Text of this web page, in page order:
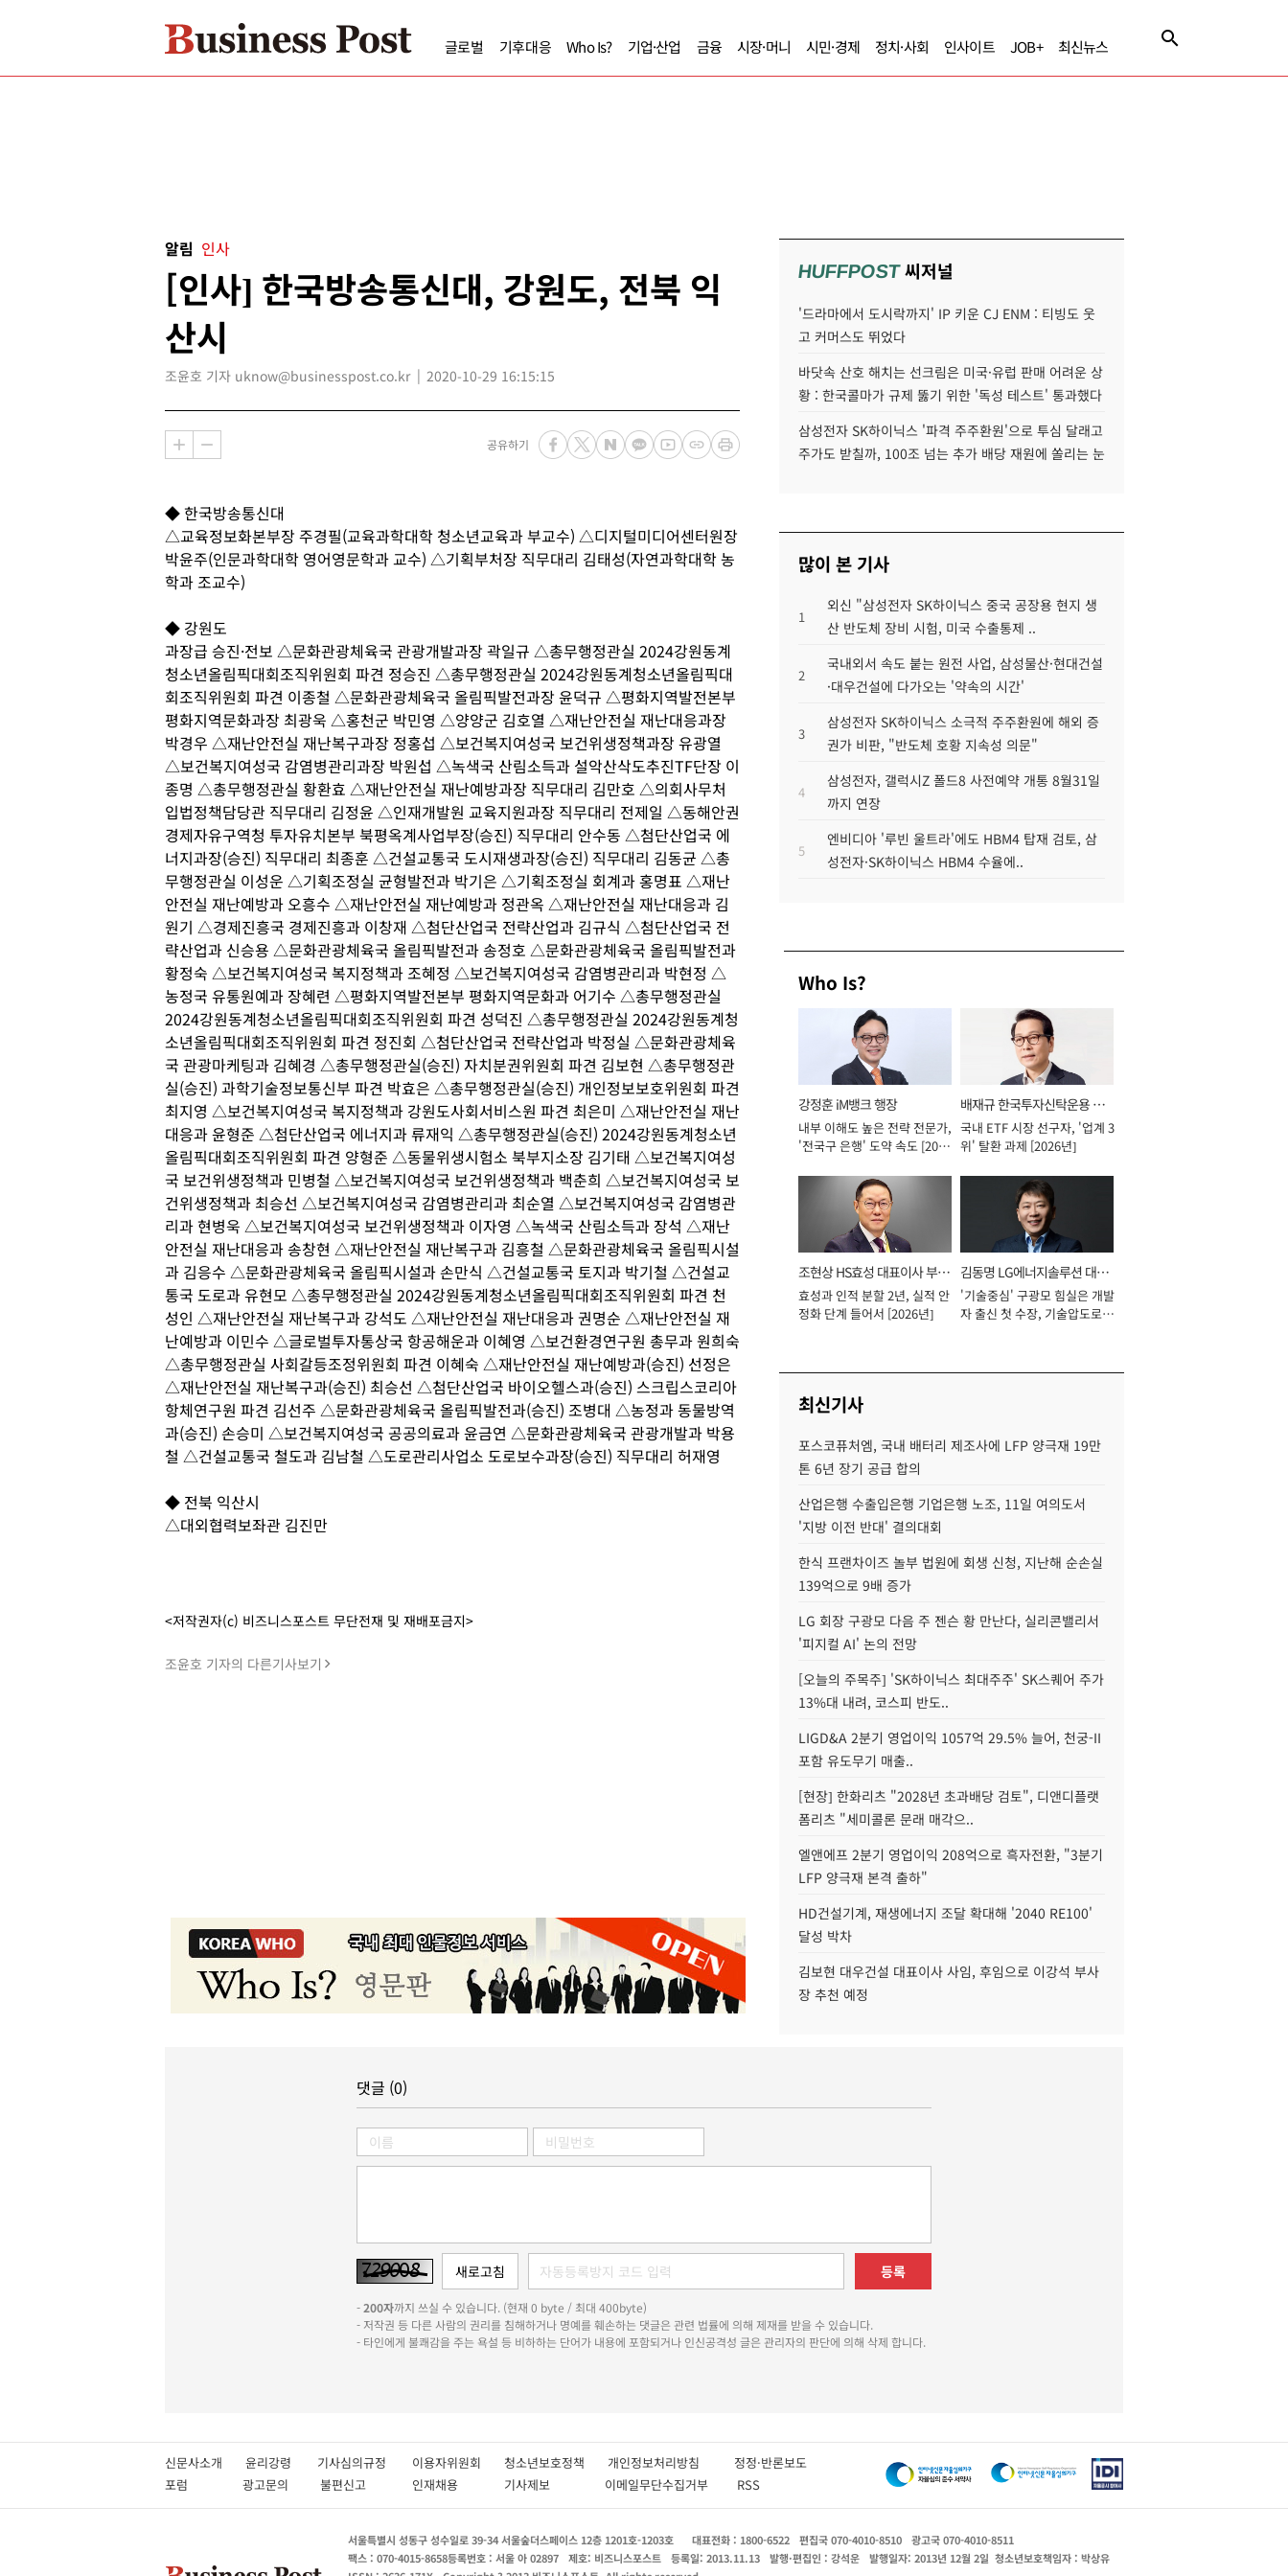
글로벌 기후대응 Who Is? 기업·산업 금융 시장·머니 시민·경제 정치·사회 인사이트 JOB+ 최신뉴스
알림 인사
[인사] 한국방송통신대, 강원도, 전북 익
산시
조윤호 기자 uknow@businesspost.co.kr 2020-10-29 16:15:15
공유하기
◆ 한국방송통신대
△교육정보화본부장 주경필(교육과학대학 청소년교육과 부교수) △디지털미디어센터원장
박윤주(인문과학대학 영어영문학과 교수) △기획부처장 직무대리 김태성(자연과학대학 농
학과 조교수)
◆ 강원도
과장급 승진·전보 △문화관광체육국 관광개발과장 곽일규 △총무행정관실 2024강원동계
청소년올림픽대회조직위원회 파견 정승진 △총무행정관실 2024강원동계청소년올림픽대
회조직위원회 파견 이종철 △문화관광체육국 올림픽발전과장 윤덕규 △평화지역발전본부
평화지역문화과장 최광욱 △홍천군 박민영 △양양군 김호열 △재난안전실 재난대응과장
박경우 △재난안전실 재난복구과장 정홍섭 △보건복지여성국 보건위생정책과장 유광열
△보건복지여성국 감염병관리과장 박원섭 △녹색국 산림소득과 설악산삭도추진TF단장 이
종명 △총무행정관실 황환효 △재난안전실 재난예방과장 직무대리 김만호 △의회사무처
입법정책담당관 직무대리 김정윤 △인재개발원 교육지원과장 직무대리 전제일 △동해안권
경제자유구역청 투자유치본부 북평옥계사업부장(승진) 직무대리 안수동 △첨단산업국 에
너지과장(승진) 직무대리 최종훈 △건설교통국 도시재생과장(승진) 직무대리 김동균 △총
무행정관실 이성운 △기획조정실 균형발전과 박기은 △기획조정실 회계과 홍명표 △재난
안전실 재난예방과 오흥수 △재난안전실 재난예방과 정관옥 △재난안전실 재난대응과 김
원기 △경제진흥국 경제진흥과 이창재 △첨단산업국 전략산업과 김규식 △첨단산업국 전
략산업과 신승용 △문화관광체육국 올림픽발전과 송정호 △문화관광체육국 올림픽발전과
황정숙 △보건복지여성국 복지정책과 조혜정 △보건복지여성국 감염병관리과 박현정 △
농정국 유통원예과 장혜련 △평화지역발전본부 평화지역문화과 어기수 △총무행정관실
2024강원동계청소년올림픽대회조직위원회 파견 성덕진 △총무행정관실 2024강원동계청
소년올림픽대회조직위원회 파견 정진회 △첨단산업국 전략산업과 박정실 △문화관광체육
국 관광마케팅과 김혜경 △총무행정관실(승진) 자치분권위원회 파견 김보현 △총무행정관
실(승진) 과학기술정보통신부 파견 박효은 △총무행정관실(승진) 개인정보보호위원회 파견
최지영 △보건복지여성국 복지정책과 강원도사회서비스원 파견 최은미 △재난안전실 재난
대응과 윤형준 △첨단산업국 에너지과 류재익 △총무행정관실(승진) 2024강원동계청소년
올림픽대회조직위원회 파견 양형준 △동물위생시험소 북부지소장 김기태 △보건복지여성
국 보건위생정책과 민병철 △보건복지여성국 보건위생정책과 백춘희 △보건복지여성국 보
건위생정책과 최승선 △보건복지여성국 감염병관리과 최순열 △보건복지여성국 감염병관
리과 현병욱 △보건복지여성국 보건위생정책과 이자영 △녹색국 산림소득과 장석 △재난
안전실 재난대응과 송창현 △재난안전실 재난복구과 김흥철 △문화관광체육국 올림픽시설
과 김응수 △문화관광체육국 올림픽시설과 손만식 △건설교통국 토지과 박기철 △건설교
통국 도로과 유현모 △총무행정관실 2024강원동계청소년올림픽대회조직위원회 파견 천
성인 △재난안전실 재난복구과 강석도 △재난안전실 재난대응과 권명순 △재난안전실 재
난예방과 이민수 △글로벌투자통상국 항공해운과 이혜영 △보건환경연구원 총무과 원희숙
△총무행정관실 사회갈등조정위원회 파견 이혜숙 △재난안전실 재난예방과(승진) 선정은
△재난안전실 재난복구과(승진) 최승선 △첨단산업국 바이오헬스과(승진) 스크립스코리아
항체연구원 파견 김선주 △문화관광체육국 올림픽발전과(승진) 조병대 △농정과 동물방역
과(승진) 손승미 △보건복지여성국 공공의료과 윤금연 △문화관광체육국 관광개발과 박용
철 △건설교통국 철도과 김남철 △도로관리사업소 도로보수과장(승진) 직무대리 허재영
◆ 전북 익산시
△대외협력보좌관 김진만
<저작권자(c) 비즈니스포스트 무단전재 및 재배포금지>
조윤호 기자의 다른기사보기
HUFFPOST씨저널
'드라마에서 도시락까지' IP 키운 CJ ENM : 티빙도 웃
고 커머스도 뛰었다
바닷속 산호 해치는 선크림은 미국·유럽 판매 어려운 상
황 : 한국콜마가 규제 뚫기 위한 '독성 테스트' 통과했다
삼성전자 SK하이닉스 '파격 주주환원'으로 투심 달래고
주가도 받칠까, 100조 넘는 추가 배당 재원에 쏠리는 눈
많이 본 기사
1
외신 "삼성전자 SK하이닉스 중국 공장용 현지 생
산 반도체 장비 시험, 미국 수출통제 ..
2
국내외서 속도 붙는 원전 사업, 삼성물산·현대건설
·대우건설에 다가오는 '약속의 시간'
3
삼성전자 SK하이닉스 소극적 주주환원에 해외 증
권가 비판, "반도체 호황 지속성 의문"
4
삼성전자, 갤럭시Z 폴드8 사전예약 개통 8월31일
까지 연장
5
엔비디아 '루빈 울트라'에도 HBM4 탑재 검토, 삼
성전자·SK하이닉스 HBM4 수율에..
Who Is?
강정훈 iM뱅크 행장
내부 이해도 높은 전략 전문가,
'전국구 은행' 도약 속도 [2026
배재규 한국투자신탁운용 대
표이사 사장
국내 ETF 시장 선구자, '업계 3
위' 탈환 과제 [2026년]
조현상 HS효성 대표이사 부회
장
효성과 인적 분할 2년, 실적 안
정화 단계 들어서 [2026년]
김동명 LG에너지솔루션 대표
이사 사장
'기술중심' 구광모 힘실은 개발
자 출신 첫 수장, 기술압도로
최신기사
포스코퓨처엠, 국내 배터리 제조사에 LFP 양극재 19만
톤 6년 장기 공급 합의
산업은행 수출입은행 기업은행 노조, 11일 여의도서
'지방 이전 반대' 결의대회
한식 프랜차이즈 놀부 법원에 회생 신청, 지난해 순손실
139억으로 9배 증가
LG 회장 구광모 다음 주 젠슨 황 만난다, 실리콘밸리서
'피지컬 AI' 논의 전망
[오늘의 주목주] 'SK하이닉스 최대주주' SK스퀘어 주가
13%대 내려, 코스피 반도..
LIGD&A 2분기 영업이익 1057억 29.5% 늘어, 천궁-II
포함 유도무기 매출..
[현장] 한화리츠 "2028년 초과배당 검토", 디앤디플랫
폼리츠 "세미콜론 문래 매각으..
엘앤에프 2분기 영업이익 208억으로 흑자전환, "3분기
LFP 양극재 본격 출하"
HD건설기계, 재생에너지 조달 확대해 '2040 RE100'
달성 박차
김보현 대우건설 대표이사 사임, 후임으로 이강석 부사
장 추천 예정
댓글 (0)
등록
-200자까지 쓰실 수 있습니다. (현재 0 byte / 최대 400byte)
- 저작권 등 다른 사람의 권리를 침해하거나 명예를 훼손하는 댓글은 관련 법률에 의해 제재를 받을 수 있습니다.
- 타인에게 불쾌감을 주는 욕설 등 비하하는 단어가 내용에 포함되거나 인신공격성 글은 관리자의 판단에 의해 삭제 합니다.
신문사소개 윤리강령 기사심의규정 이용자위원회 청소년보호정책 개인정보처리방침 정정·반론보도
포럼
광고문의 불편신고 인재채용 기사제보 이메일무단수집거부 RSS
서울특별시 성동구 성수일로 39-34 서울숲더스페이스 12층 1201호-1203호 대표전화 : 1800-6522 편집국 070-4010-8510
광고국 070-4010-8511
팩스 : 070-4015-8658등록번호 : 서울 아 02897 제호: 비즈니스포스트 등록일: 2013.11.13 발행·편집인 : 강석운 발행일자: 2013년 12월 2일 청소년보호책임자 : 박상유